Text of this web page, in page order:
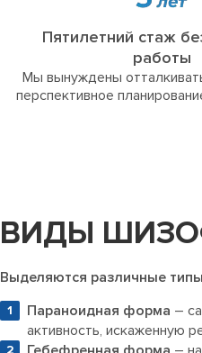
Пятилетний стаж
работы
Мы вынуждены
перспективное
ВИДЫ
Выделяются различные
Параноидная форма –
активность, искаженную